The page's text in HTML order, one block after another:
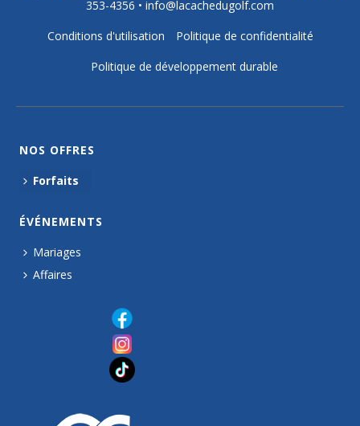
353-4356 • info@lacachedugolf.com
Conditions d'utilisation
Politique de confidentialité
Politique de développement durable
NOS OFFRES
Forfaits
ÉVÉNEMENTS
Mariages
Affaires